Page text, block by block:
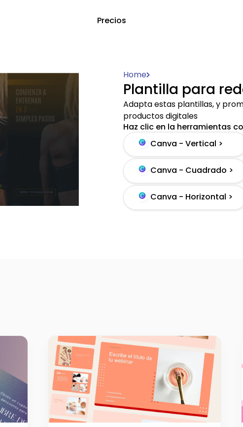
Precios
Home
Plantilla para
Adapta estas plantillas, y
productos digitales
Haz clic en la herramientas
Canva - Vertical >
Canva - Cuadrado >
Canva - Horizontal >